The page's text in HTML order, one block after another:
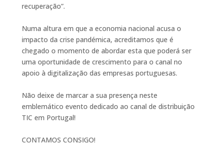
recuperação”.
Numa altura em que a economia nacional acusa o
impacto da crise pandémica, acreditamos que é
chegado o momento de abordar esta que poderá ser
uma oportunidade de crescimento para o canal no
apoio à digitalização das empresas portuguesas.
Não deixe de marcar a sua presença neste
emblemático evento dedicado ao canal de distribuição
TIC em Portugal!
CONTAMOS CONSIGO!